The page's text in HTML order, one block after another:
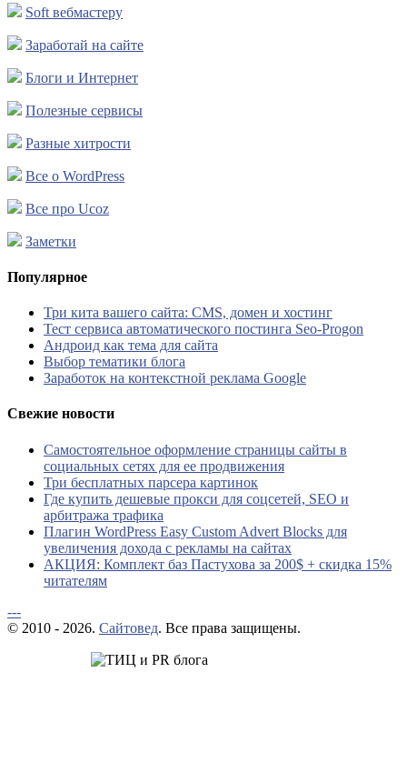
Soft вебмастеру
Заработай на сайте
Блоги и Интернет
Полезные сервисы
Разные хитрости
Все о WordPress
Все про Ucoz
Заметки
Популярное
Три кита вашего сайта: CMS, домен и хостинг
Тест сервиса автоматического постинга Seo-Progon
Андроид как тема для сайта
Выбор тематики блога
Заработок на контекстной реклама Google
Свежие новости
Самостоятельное оформление страницы сайты в
социальных сетях для ее продвижения
Три бесплатных парсера картинок
Где купить дешевые прокси для соцсетей, SEO и
арбитража трафика
Плагин WordPress Easy Custom Advert Blocks для
увеличения дохода с рекламы на сайтах
АКЦИЯ: Комплект баз Пастухова за 200$ + скидка 15%
читателям
---
© 2010 - 2026. Сайтовед. Все права защищены.